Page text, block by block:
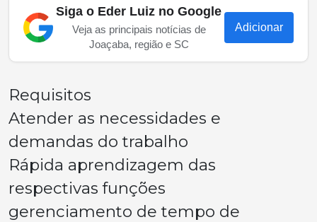
Siga o Eder Luiz no Google
Veja as principais notícias de
Joaçaba, região e SC
Adicionar
Requisitos
Atender as necessidades e
demandas do trabalho
Rápida aprendizagem das
respectivas funções
gerenciamento de tempo de